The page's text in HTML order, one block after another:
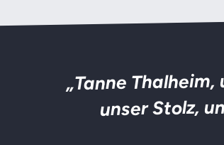
„Tanne Thalheim,
unser Stolz,